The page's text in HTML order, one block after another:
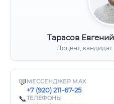
Тарасов
Доцент, кандидат
💬 МЕССЕНДЖЕР MAX
+7 (920) 211-67-25
📞ТЕЛЕФОНЫ